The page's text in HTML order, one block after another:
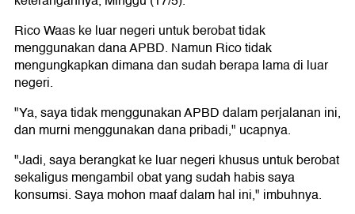
Rico Waas ke luar negeri untuk berobat tidak
menggunakan dana APBD. Namun Rico tidak
mengungkapkan dimana dan sudah berapa lama di luar
negeri.
"Ya, saya tidak menggunakan APBD dalam perjalanan ini,
dan murni menggunakan dana pribadi," ucapnya.
"Jadi, saya berangkat ke luar negeri khusus untuk berobat
sekaligus mengambil obat yang sudah habis saya
konsumsi. Saya mohon maaf dalam hal ini," imbuhnya.